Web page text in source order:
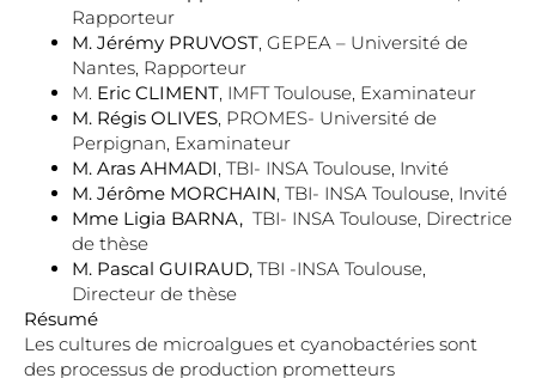
Rapporteur
M. Jérémy PRUVOST, GEPEA – Université de
Nantes, Rapporteur
M. Eric CLIMENT, IMFT Toulouse, Examinateur
M. Régis OLIVES, PROMES- Université de
Perpignan, Examinateur
M. Aras AHMADI, TBI- INSA Toulouse, Invité
M. Jérôme MORCHAIN, TBI- INSA Toulouse, Invité
Mme Ligia BARNA, TBI- INSA Toulouse, Directrice
de thèse
M. Pascal GUIRAUD, TBI -INSA Toulouse,
Directeur de thèse
Résumé
Les cultures de microalgues et cyanobactéries sont
des processus de production prometteurs